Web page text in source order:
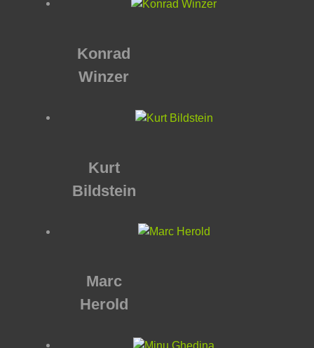
Konrad
Winzer
Kurt
Bildstein
Marc
Herold